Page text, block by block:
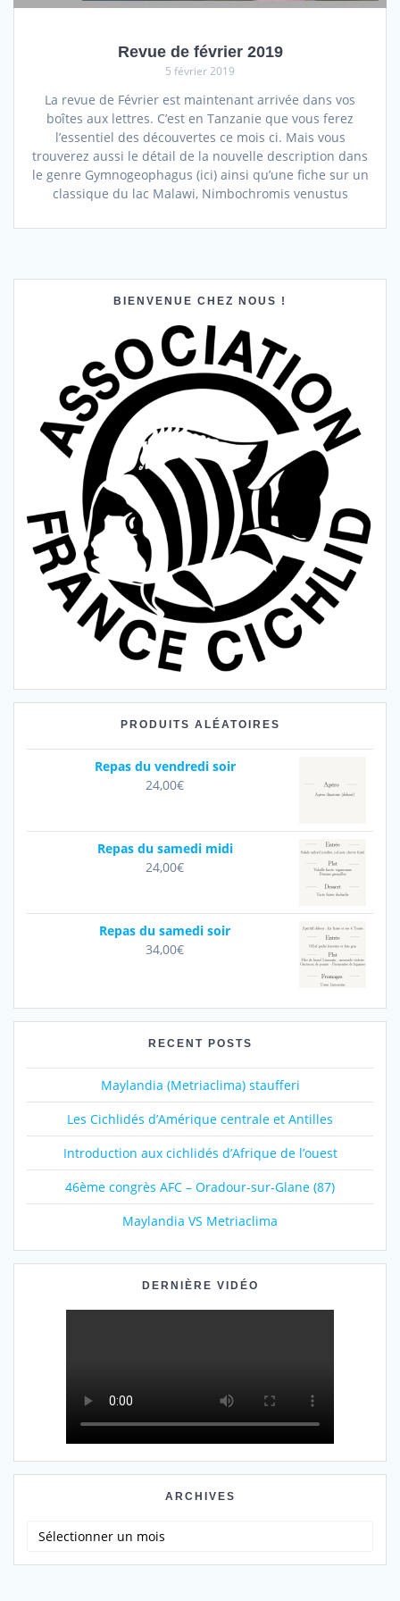
Revue de février 2019
5 février 2019
La revue de Février est maintenant arrivée dans vos
boîtes aux lettres. C’est en Tanzanie que vous ferez
l’essentiel des découvertes ce mois ci. Mais vous
trouverez aussi le détail de la nouvelle description dans
le genre Gymnogeophagus (ici) ainsi qu’une fiche sur un
classique du lac Malawi, Nimbochromis venustus
BIENVENUE CHEZ NOUS !
PRODUITS ALÉATOIRES
Repas du vendredi soir
24,00€
Repas du samedi midi
24,00€
Repas du samedi soir
34,00€
RECENT POSTS
Maylandia (Metriaclima) staufferi
Les Cichlidés d’Amérique centrale et Antilles
Introduction aux cichlidés d’Afrique de l’ouest
46ème congrès AFC – Oradour-sur-Glane (87)
Maylandia VS Metriaclima
DERNIÈRE VIDÉO
ARCHIVES